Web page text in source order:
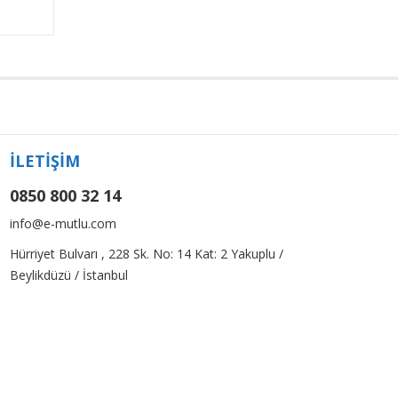
İLETİŞİM
0850 800 32 14
info@e-mutlu.com
Hürriyet Bulvarı , 228 Sk. No: 14 Kat: 2 Yakuplu /
Beylikdüzü / İstanbul